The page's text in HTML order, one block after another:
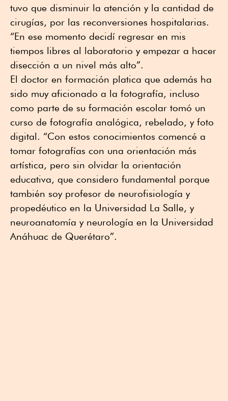
tuvo que disminuir la atención y la cantidad de
cirugías, por las reconversiones hospitalarias.
“En ese momento decidí regresar en mis
tiempos libres al laboratorio y empezar a hacer
disección a un nivel más alto”.
El doctor en formación platica que además ha
sido muy aficionado a la fotografía, incluso
como parte de su formación escolar tomó un
curso de fotografía analógica, rebelado, y foto
digital. “Con estos conocimientos comencé a
tomar fotografías con una orientación más
artística, pero sin olvidar la orientación
educativa, que considero fundamental porque
también soy profesor de neurofisiología y
propedéutico en la Universidad La Salle, y
neuroanatomía y neurología en la Universidad
Anáhuac de Querétaro”.